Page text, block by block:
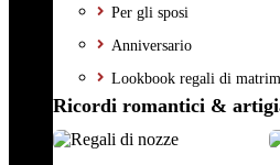
Per gli sposi
Anniversario
Lookbook regali di
Ricordi romantici &